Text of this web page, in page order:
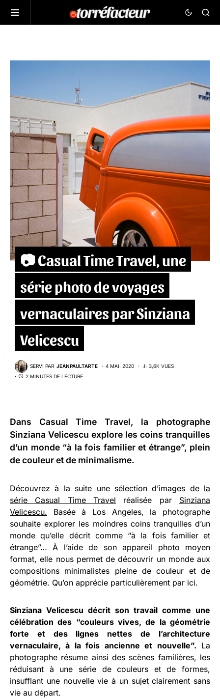
📷 Casual Time Travel, une
série photo de voyages
vernaculaires par Sinziana
Velicescu
SERVI PAR JEANPAULTARTE 4 MAI. 2020
3,6K VUES
2 MINUTES DE LECTURE
Dans Casual Time Travel, la photographe
Sinziana Velicescu explore les coins tranquilles
d’un monde “à la fois familier et étrange”, plein
de couleur et de minimalisme.
Découvrez à la suite une sélection d’images de la
série Casual Time Travel réalisée par Sinziana
Velicescu. Basée à Los Angeles, la photographe
souhaite explorer les moindres coins tranquilles d’un
monde qu’elle décrit comme “à la fois familier et
étrange”… À l’aide de son appareil photo moyen
format, elle nous permet de découvrir un monde aux
compositions minimalistes pleine de couleur et de
géométrie. Qu’on apprécie particulièrement par ici.
Sinziana Velicescu décrit son travail comme une
célébration des “couleurs vives, de la géométrie
forte et des lignes nettes de l’architecture
vernaculaire, à la fois ancienne et nouvelle”. La
photographe résume ainsi des scènes familières, les
réduisant à une série de couleurs et de formes,
insufflant une nouvelle vie à un sujet clairement sans
vie au départ.